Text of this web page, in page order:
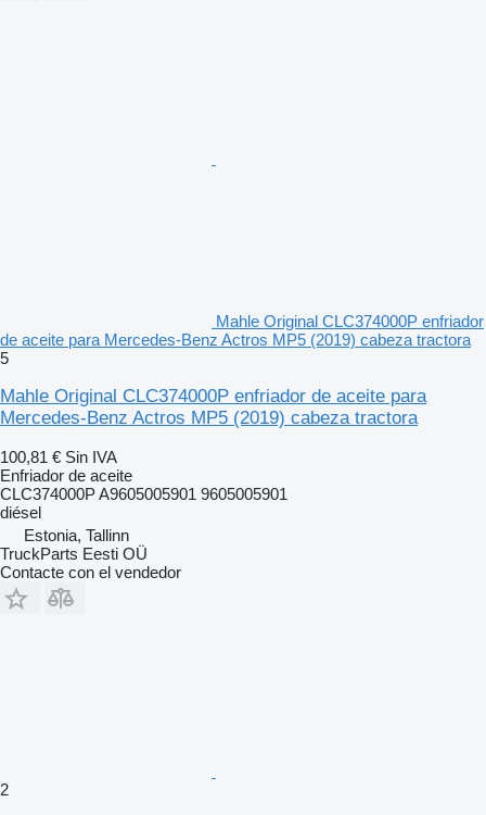
Mahle Original CLC374000P enfriador
de aceite para Mercedes-Benz Actros MP5 (2019) cabeza tractora
5
Mahle Original CLC374000P enfriador de aceite para
Mercedes-Benz Actros MP5 (2019) cabeza tractora
100,81 € Sin IVA
Enfriador de aceite
CLC374000P A9605005901 9605005901
diésel
Estonia, Tallinn
TruckParts Eesti OÜ
Contacte con el vendedor
2